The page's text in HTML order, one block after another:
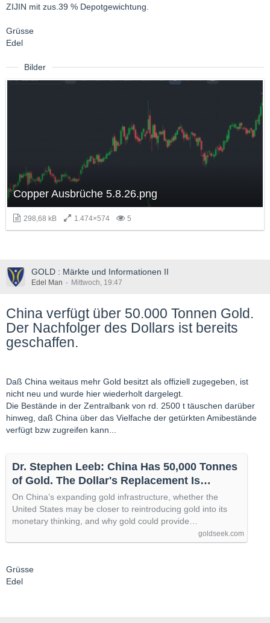
ZIJIN mit zus.39 % Depotgewichtung.
Grüsse
Edel
Bilder
Copper Ausbrüche 5.8.26.png
298,68 kB 1.474×574 5
GOLD : Märkte und Informationen II
Edel Man Mittwoch, 19:47
China verfügt über 50.000 Tonnen Gold.
Der Nachfolger des Dollars ist bereits
geschaffen.
Daß China weitaus mehr Gold besitzt als offiziell zugegeben, ist
nicht neu und wurde hier wiederholt dargelegt.
Die Bestände in der Zentralbank von rd. 2500 t täuschen darüber
hinweg, daß China über das Vielfache der getürkten Amibestände
verfügt bzw zugreifen kann...
Dr. Stephen Leeb: China Has 50,000 Tonnes
of Gold. The Dollar's Replacement Is
Already Built
On China’s expanding gold infrastructure, whether the
United States may be closer to reintroducing gold into its
monetary thinking, and why gold could provide…
goldseek.com
Grüsse
Edel